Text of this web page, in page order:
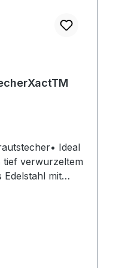
Ideal
verwurzeltem